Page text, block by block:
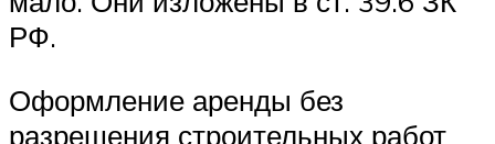
РФ.
Оформление аренды без
разрешения строительных работ